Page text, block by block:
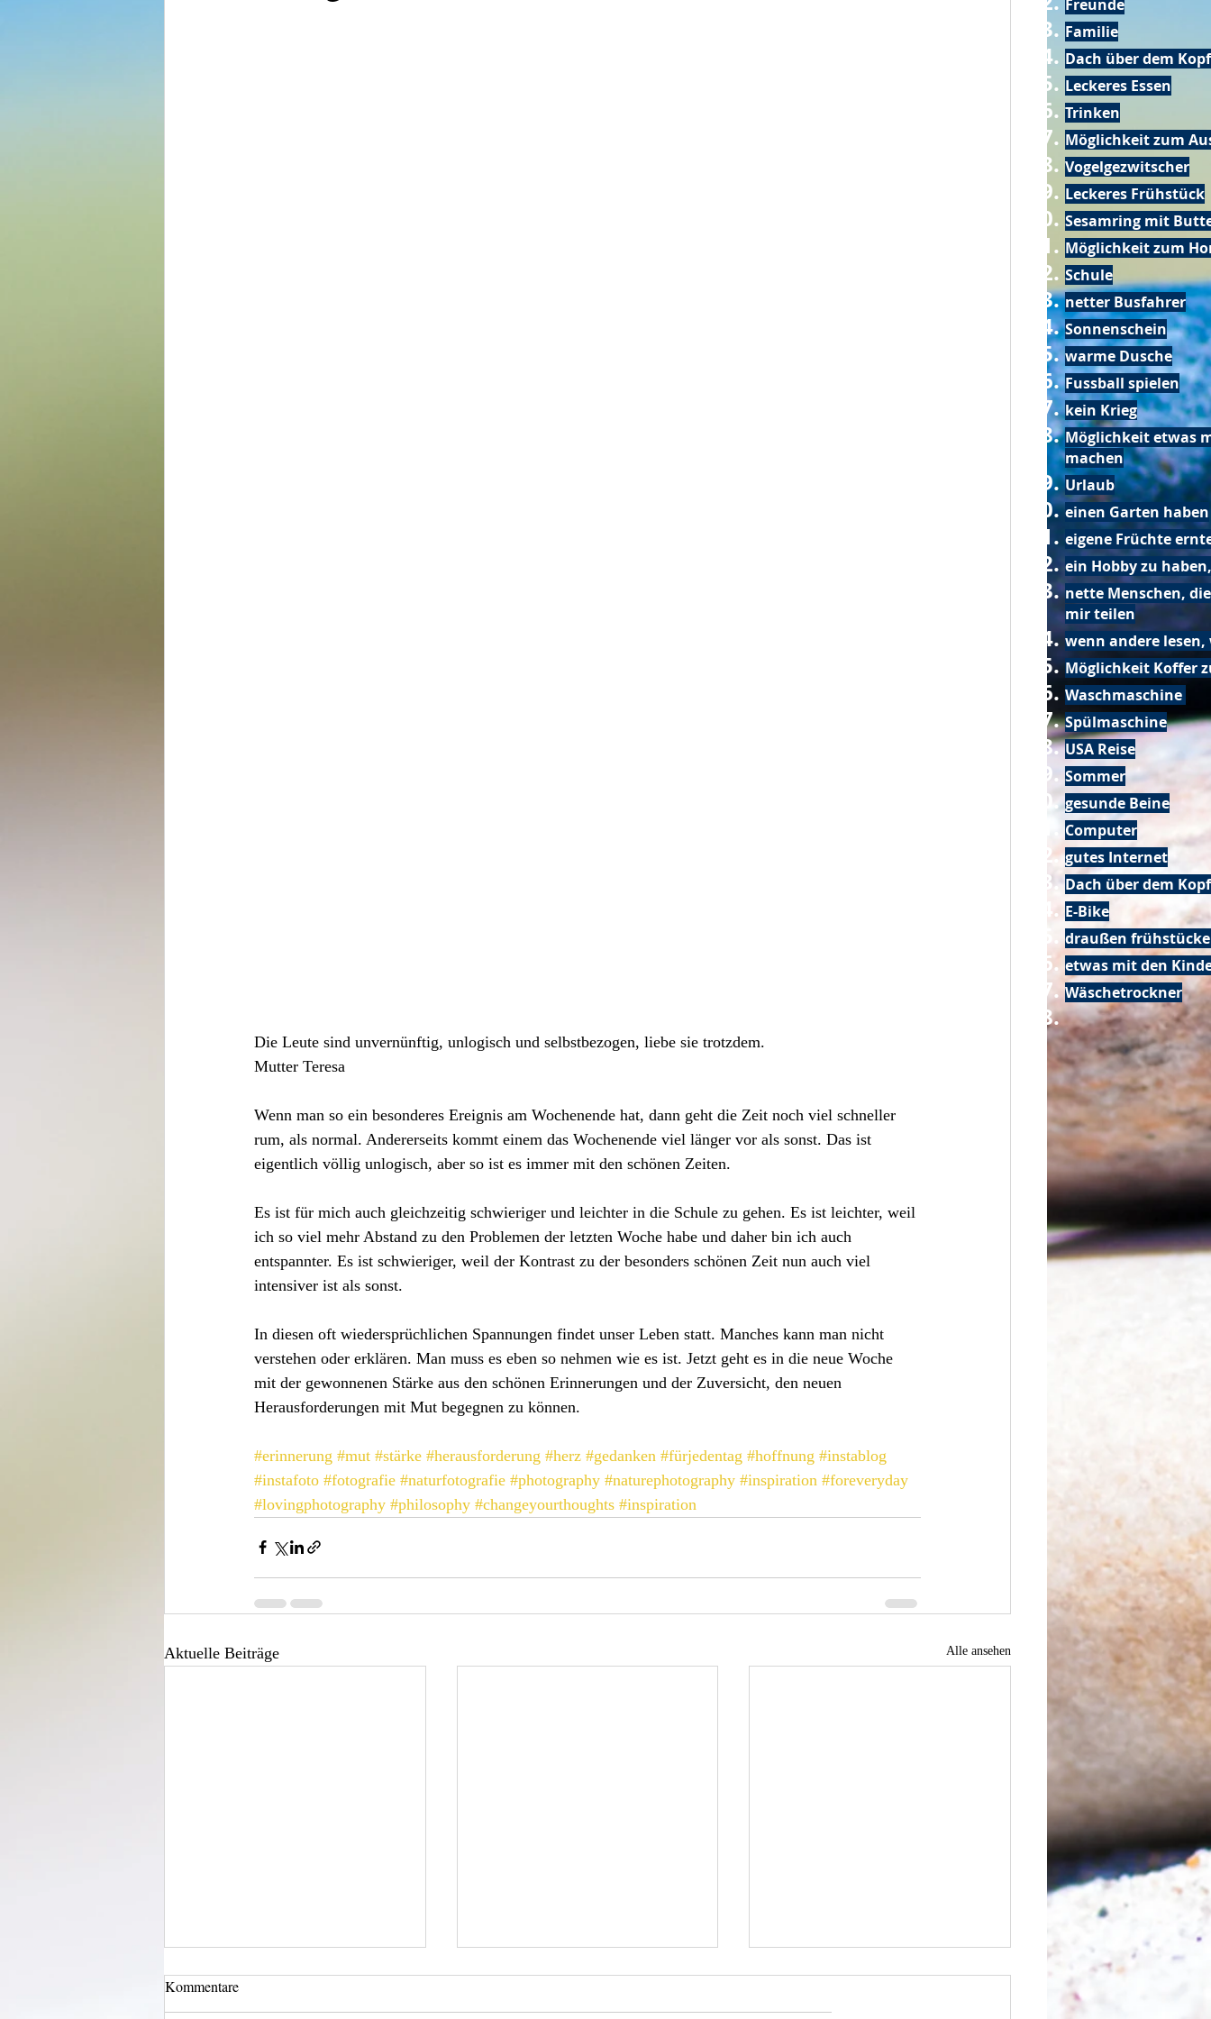
Die Leute sind unvernünftig, unlogisch und selbstbezogen, liebe sie trotzdem.
Mutter Teresa
Wenn man so ein besonderes Ereignis am Wochenende hat, dann geht die Zeit noch viel schneller
rum, als normal. Andererseits kommt einem das Wochenende viel länger vor als sonst. Das ist
eigentlich völlig unlogisch, aber so ist es immer mit den schönen Zeiten.
Es ist für mich auch gleichzeitig schwieriger und leichter in die Schule zu gehen. Es ist leichter, weil
ich so viel mehr Abstand zu den Problemen der letzten Woche habe und daher bin ich auch
entspannter. Es ist schwieriger, weil der Kontrast zu der besonders schönen Zeit nun auch viel
intensiver ist als sonst.
In diesen oft wiedersprüchlichen Spannungen findet unser Leben statt. Manches kann man nicht
verstehen oder erklären. Man muss es eben so nehmen wie es ist. Jetzt geht es in die neue Woche
mit der gewonnenen Stärke aus den schönen Erinnerungen und der Zuversicht, den neuen
Herausforderungen mit Mut begegnen zu können.
#erinnerung #mut #stärke #herausforderung #herz #gedanken #fürjedentag #hoffnung #instablog
#instafoto #fotografie #naturfotografie #photography #naturephotography #inspiration #foreveryday
#lovingphotography #philosophy #changeyourthoughts #inspiration
Aktuelle Beiträge Alle ansehen
Kommentare
Freunde
Familie
Dach über dem Kopf
Leckeres Essen
Trinken
Möglichkeit zum
Vogelgezwitscher
Leckeres Frühstück
Sesamring mit
Möglichkeit zum
Schule
netter Busfahrer
Sonnenschein
warme Dusche
Fussball spielen
kein Krieg
Möglichkeit etwas
machen
Urlaub
einen Garten haben
eigene Früchte
ein Hobby zu
nette Menschen,
mir teilen
wenn andere lesen,
Möglichkeit Koffer
Waschmaschine
Spülmaschine
USA Reise
Sommer
gesunde Beine
Computer
gutes Internet
Dach über dem Kopf
E-Bike
draußen
etwas mit den
Wäschetrockner